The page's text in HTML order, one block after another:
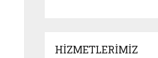
HIZMETLERIMIZ